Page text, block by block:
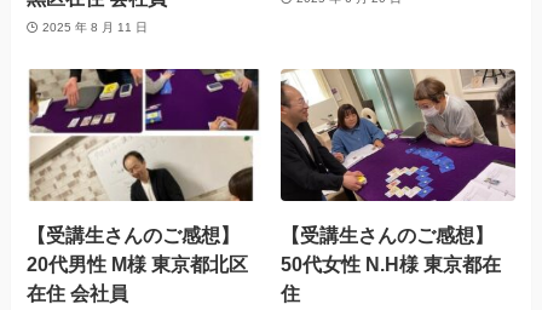
2025 年 8 月 11 日
【受講生さんのご感想】
20代男性 M様 東京都北区
在住 会社員
【受講生さんのご感想】
50代女性 N.H様 東京都在
住